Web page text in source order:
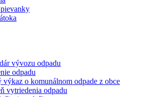
vývozu odpadu
odpadu
výkaz o komunálnom odpade z obce
vytriedenia odpadu